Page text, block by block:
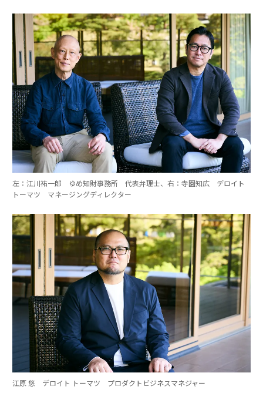
左：江川祐一郎 ゆめ知財事務所 代表弁理士、右：寺園知広 デロイト
トーマツ マネージングディレクター
江原 悠 デロイト トーマツ プロダクトビジネスマネジャー